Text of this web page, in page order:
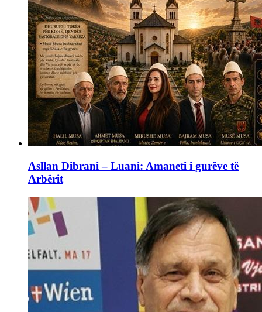
Asllan Dibrani – Luani: Amaneti i gurëve të
Arbërit